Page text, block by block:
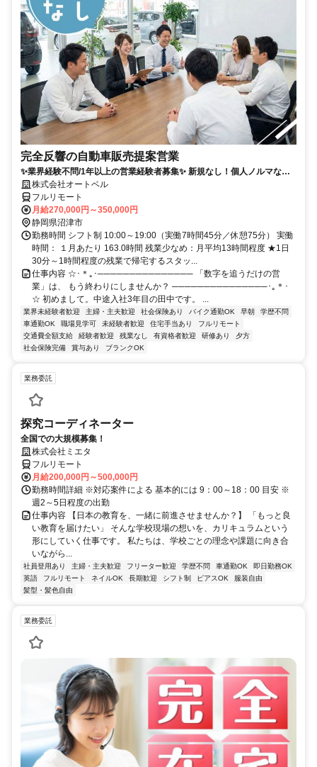
完全反響の自動車販売提案営業
✨業界経験不問/1年以上の営業経験者募集✨ 新規なし！個人ノルマな
し！残業も少なめでプライベートとの両立◎
株式会社オートベル
フルリモート
月給270,000円～350,000円
静岡県沼津市
勤務時間 シフト制 10:00～19:00（実働7時間45分／休憩75分） 実働
時間： １月あたり 163.0時間 残業少なめ：月平均13時間程度 ★1日
30分～1時間程度の残業で帰宅するスタッ...
仕事内容 ☆･＊｡･─────────────── 「数字を追うだけの営
業」は、 もう終わりにしませんか？ ───────────────･｡＊･
☆ 初めまして。中途入社3年目の田中です。 ...
業界未経験者歓迎 主婦・主夫歓迎 社会保険あり バイク通勤OK 早朝
学歴不問
車通勤OK
職場見学可 未経験者歓迎 住宅手当あり
フルリモート
交通費全額支給
経験者歓迎 残業なし 有資格者歓迎 研修あり
夕方
社会保険完備
賞与あり ブランクOK
業務委託
探究コーディネーター
全国での大規模募集！
株式会社ミエタ
フルリモート
月給200,000円～500,000円
勤務時間詳細 ※対応案件による 基本的には 9：00～18：00 目安 ※
週2～5日程度の出勤
仕事内容 【日本の教育を、一緒に前進させませんか？】 「もっと良
い教育を届けたい」 そんな学校現場の想いを、カリキュラムという
形にしていく仕事です。 私たちは、学校ごとの理念や課題に向き合
いながら...
社員登用あり 主婦・主夫歓迎 フリーター歓迎 学歴不問 車通勤OK
即日勤務OK
英語
フルリモート ネイルOK 長期歓迎 シフト制 ピアスOK
服装自由
髪型・髪色自由
業務委託